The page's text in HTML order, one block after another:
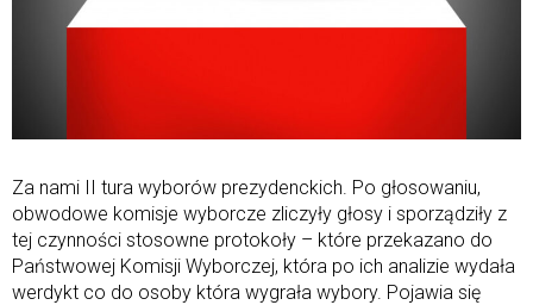
Za nami II tura wyborów prezydenckich. Po głosowaniu,
obwodowe komisje wyborcze zliczyły głosy i sporządziły z
tej czynności stosowne protokoły – które przekazano do
Państwowej Komisji Wyborczej, która po ich analizie wydała
werdykt co do osoby która wygrała wybory. Pojawia się